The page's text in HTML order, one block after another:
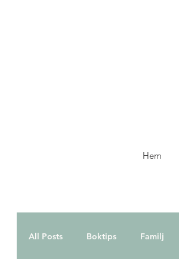
Hem
All Posts Boktips Familj